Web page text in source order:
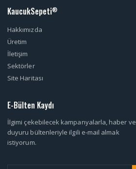
KaucukSepeti®
Hakkımızda
Üretim
İletişim
Sektörler
Site Haritası
E-Bülten Kaydı
İlgimi çekebilecek kampanyalarla, haber ve
duyuru bültenleriyle ilgili e-mail almak
istiyorum.